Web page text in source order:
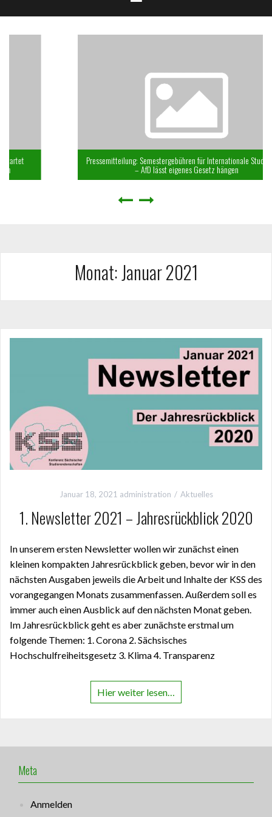
Pressemitteilung: Semestergebühren für Internationale Studierende
– AfD lässt eigenes Gesetz hängen
Monat: Januar 2021
Januar 18, 2021 administration Aktuelles
1. Newsletter 2021 – Jahresrückblick 2020
In unserem ersten Newsletter wollen wir zunächst einen
kleinen kompakten Jahresrückblick geben, bevor wir in den
nächsten Ausgaben jeweils die Arbeit und Inhalte der KSS des
vorangegangen Monats zusammenfassen. Außerdem soll es
immer auch einen Ausblick auf den nächsten Monat geben.
Im Jahresrückblick geht es aber zunächste erstmal um
folgende Themen: 1. Corona 2. Sächsisches
Hochschulfreiheitsgesetz 3. Klima 4. Transparenz
Hier weiter lesen…
Meta
Anmelden